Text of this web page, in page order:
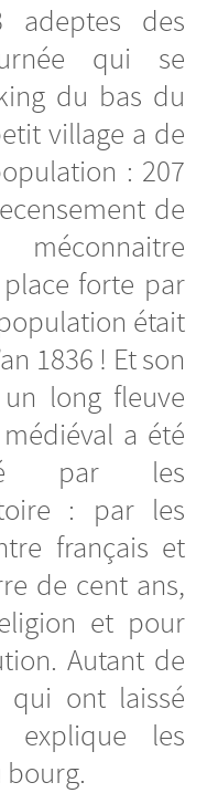
des
qui se
du bas du
village a de
: 207
de
forte par
était
1836 ! Et son
long fleuve
a été
par les
: par les
français et
de cent ans,
et pour
Autant de
qui ont laissé
les
bourg.